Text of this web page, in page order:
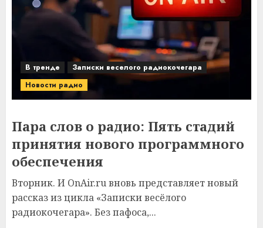
В тренде
Записки веселого радиокочегара
Новости радио
Пара слов о радио: Пять стадий
принятия нового программного
обеспечения
Вторник. И OnAir.ru вновь представляет новый
рассказ из цикла «Записки весёлого
радиокочегара». Без пафоса,...